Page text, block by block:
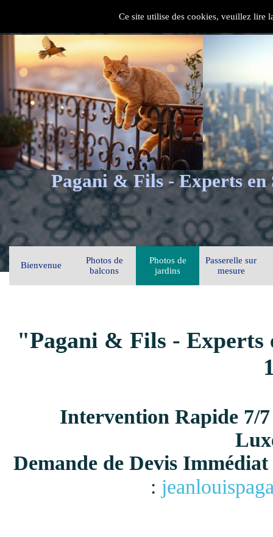
Ce site utilise des cookies, veuillez lire
Pagani & Fils - Experts en
Bienvenue
Photos de
balcons
Photos de
jardins
Passerelle sur
mesure
"Pagani & Fils - Experts
Intervention Rapide 7/
Demande de Devis
: